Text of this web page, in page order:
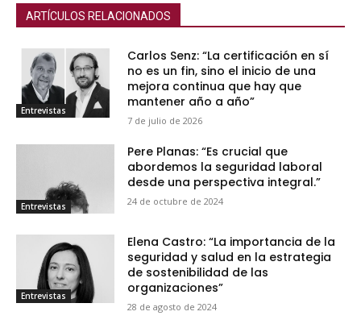
ARTÍCULOS RELACIONADOS
Entrevistas
Carlos Senz: “La certificación en sí
no es un fin, sino el inicio de una
mejora continua que hay que
mantener año a año”
7 de julio de 2026
Entrevistas
Pere Planas: “Es crucial que
abordemos la seguridad laboral
desde una perspectiva integral.”
24 de octubre de 2024
Entrevistas
Elena Castro: “La importancia de la
seguridad y salud en la estrategia
de sostenibilidad de las
organizaciones”
28 de agosto de 2024